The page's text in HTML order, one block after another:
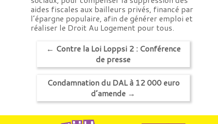
aides fiscales aux bailleurs privés, financé par
l’épargne populaire, afin de générer emploi et
réaliser le Droit Au Logement pour tous.
← Contre la Loi Loppsi 2 : Conférence
de presse
Condamnation du DAL à 12 000 euro
d’amende →